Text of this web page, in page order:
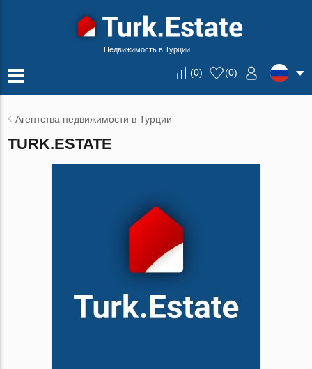
Недвижимость в Турции
(0) (0)
Агентства недвижимости в Турции
TURK.ESTATE